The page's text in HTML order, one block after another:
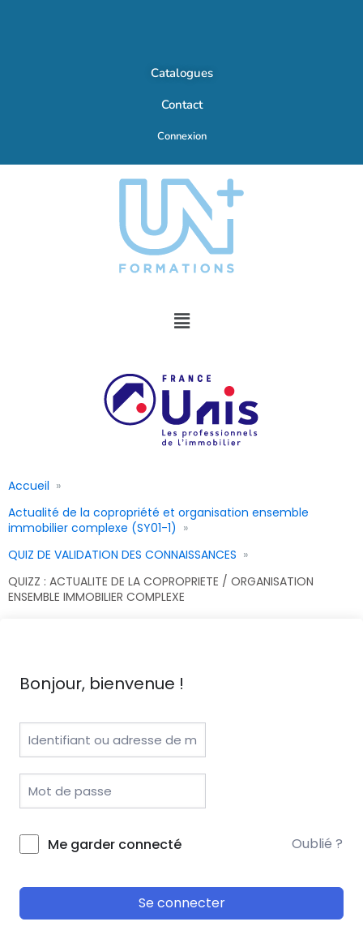
Catalogues
Contact
Connexion
Accueil
Actualité de la copropriété et organisation ensemble
immobilier complexe (SY01-1)
QUIZ DE VALIDATION DES CONNAISSANCES
QUIZZ : ACTUALITE DE LA COPROPRIETE / ORGANISATION
ENSEMBLE IMMOBILIER COMPLEXE
Bonjour, bienvenue !
Me garder connecté Oublié ?
Se connecter